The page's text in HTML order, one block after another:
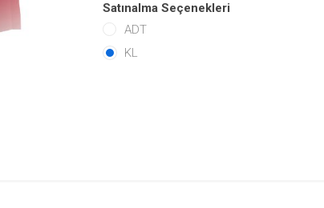
Satınalma Seçenekleri
ADT
KL